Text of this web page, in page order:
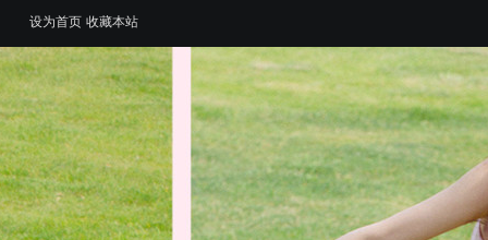
设为首页 收藏本站